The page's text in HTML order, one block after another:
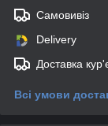
Самовивіз
Delivery
Доставка
Всі умови